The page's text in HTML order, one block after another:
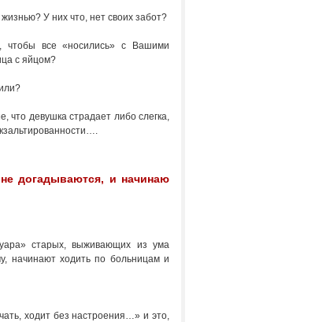
У них что, нет своих забот?
все «носились» с Вашими
с яйцом?
что девушка страдает либо слегка,
догадываются, и начинаю
старых, выживающих из ума
начинают ходить по больницам и
ходит без настроения…» и это,